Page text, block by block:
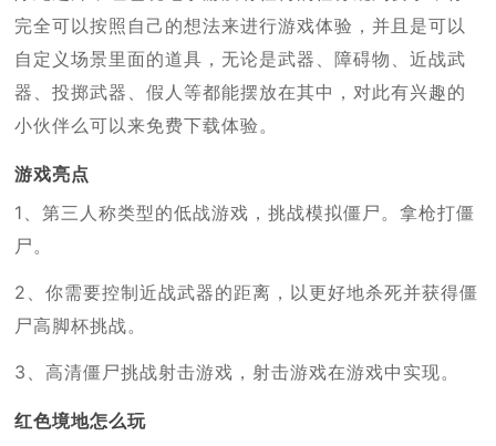
完全可以按照自己的想法来进行游戏体验，并且是可以
自定义场景里面的道具，无论是武器、障碍物、近战武
器、投掷武器、假人等都能摆放在其中，对此有兴趣的
小伙伴么可以来免费下载体验。
游戏亮点
1、第三人称类型的低战游戏，挑战模拟僵尸。拿枪打僵
尸。
2、你需要控制近战武器的距离，以更好地杀死并获得僵
尸高脚杯挑战。
3、高清僵尸挑战射击游戏，射击游戏在游戏中实现。
红色境地怎么玩